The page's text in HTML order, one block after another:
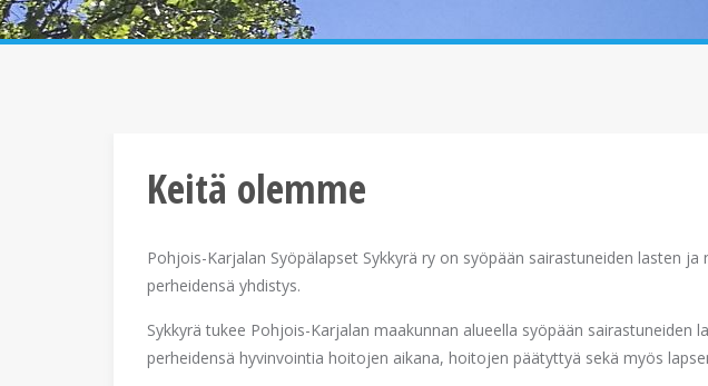
Keitä olemme
Pohjois-Karjalan Syöpälapset Sykkyrä ry on syöpään sairastuneiden lasten ja
perheidensä yhdistys.
Sykkyrä tukee Pohjois-Karjalan maakunnan alueella syöpään sairastuneiden
perheidensä hyvinvointia hoitojen aikana, hoitojen päätyttyä sekä myös